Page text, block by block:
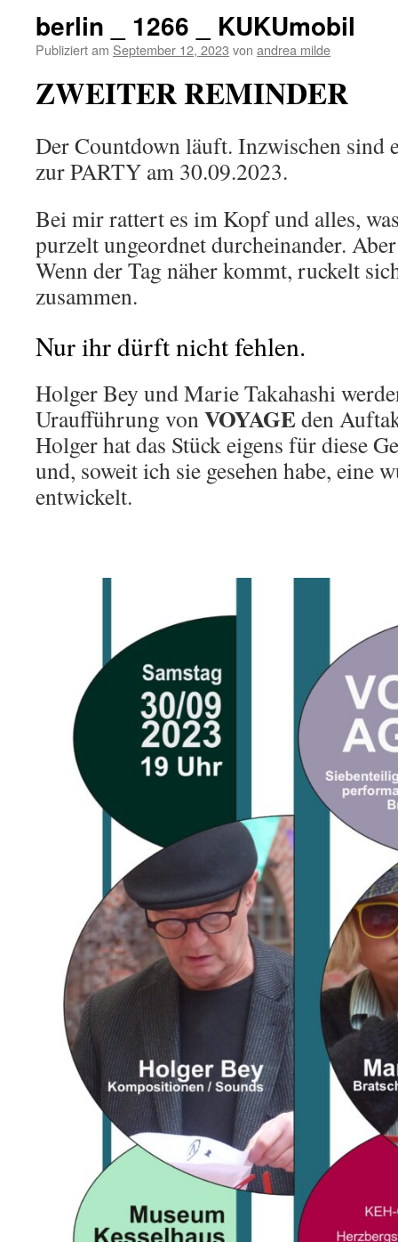
berlin _ 1266 _ KUKUmobil
Publiziert am September 12, 2023 von andrea milde
ZWEITER REMINDER
Der Countdown läuft. Inzwischen sind
zur PARTY am 30.09.2023.
Bei mir rattert es im Kopf und alles,
purzelt ungeordnet durcheinander.
Wenn der Tag näher kommt, ruckelt
zusammen.
Nur ihr dürft nicht fehlen.
Holger Bey und Marie Takahashi
Uraufführung vonVOYAGEden
Holger hat das Stück eigens für diese
und, soweit ich sie gesehen habe, eine
entwickelt.